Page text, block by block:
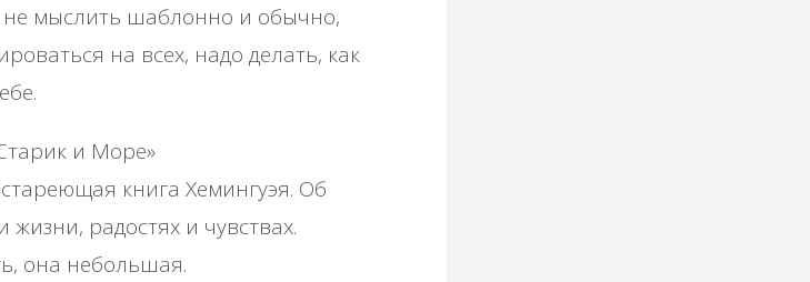
не мыслить шаблонно и обычно,
на всех, надо делать, как
и Море»
книга Хемингуэя. Об
жизни, радостях и чувствах.
она небольшая.